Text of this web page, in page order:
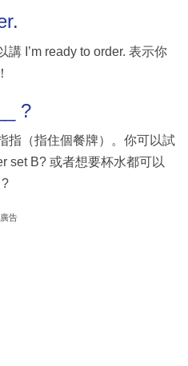
I’m ready to order. 表示你
?
指（指住個餐牌）。你可以試
set B? 或者想要杯水都可以
廣告